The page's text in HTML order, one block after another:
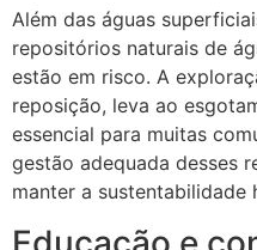
Além das águas
repositórios naturais de
estão em risco. A
reposição, leva ao
essencial para muitas
gestão adequada desses
manter a sustentabilidade